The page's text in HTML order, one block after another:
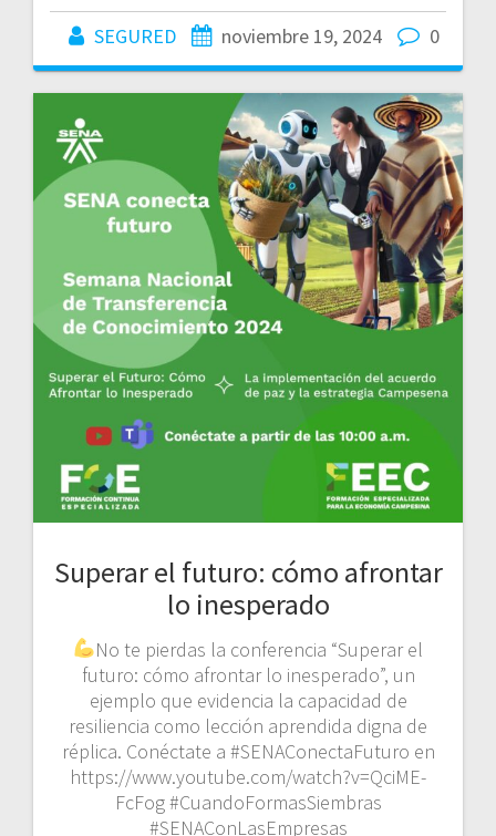
SEGURED noviembre 19, 2024 0
Superar el futuro: cómo afrontar
lo inesperado
No te pierdas la conferencia “Superar el
futuro: cómo afrontar lo inesperado”, un
ejemplo que evidencia la capacidad de
resiliencia como lección aprendida digna de
réplica. Conéctate a #SENAConectaFuturo en
https://www.youtube.com/watch?v=QciME-
FcFog #CuandoFormasSiembras
#SENAConLasEmpresas